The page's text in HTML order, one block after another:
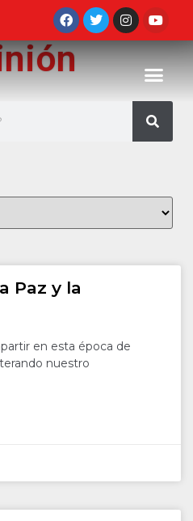
Paz y la
en esta época de
nuestro